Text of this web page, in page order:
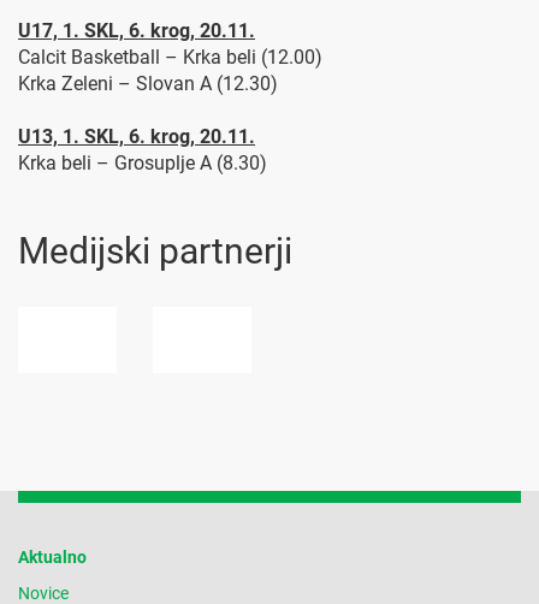
U17, 1. SKL, 6. krog, 20.11.
Calcit Basketball – Krka beli (12.00)
Krka Zeleni – Slovan A (12.30)
U13, 1. SKL, 6. krog, 20.11.
Krka beli – Grosuplje A (8.30)
Medijski partnerji
Aktualno
Novice